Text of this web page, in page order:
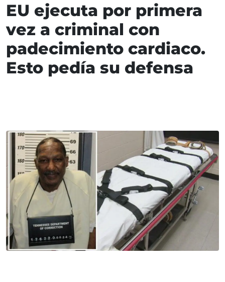
EU ejecuta por primera
vez a criminal con
padecimiento cardiaco.
Esto pedía su defensa